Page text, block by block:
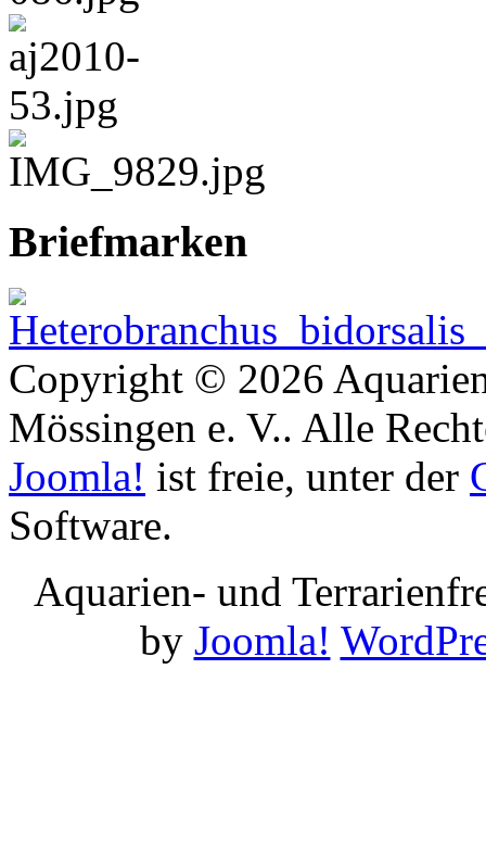
Briefmarken
Copyright © 2026
Mössingen e. V.. Alle
Joomla! ist freie, unter der
Software.
Aquarien- und
by Joomla!